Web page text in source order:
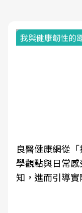
我與健康韌性的
良醫健康網從
學觀點與日常
知，進而引導實